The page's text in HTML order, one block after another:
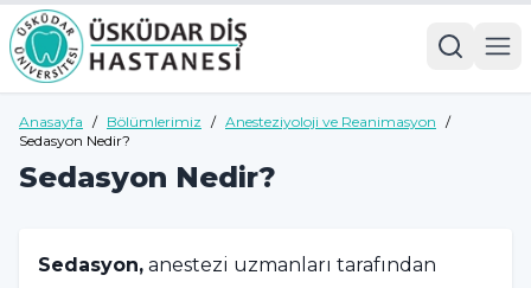
Anasayfa / Bölümlerimiz / Anesteziyoloji ve Reanimasyon /
Sedasyon Nedir?
Sedasyon Nedir?
Sedasyon, anestezi uzmanları tarafından